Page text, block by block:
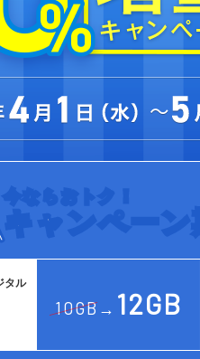
キャンペーン
タル
10GB→ 12GB